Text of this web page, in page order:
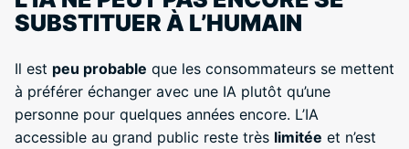
SUBSTITUER À L’HUMAIN
Il est peu probable que les consommateurs se mettent
à préférer échanger avec une IA plutôt qu’une
personne pour quelques années encore. L’IA
accessible au grand public reste très limitée et n’est